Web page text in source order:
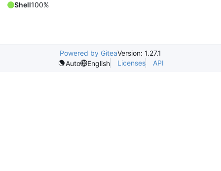
Shell100%
Powered by GiteaVersion: 1.27.1
Auto
English Licenses API